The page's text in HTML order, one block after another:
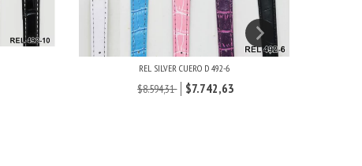
REL SILVER CUERO D 492-6
$8.594,31 $7.742,63